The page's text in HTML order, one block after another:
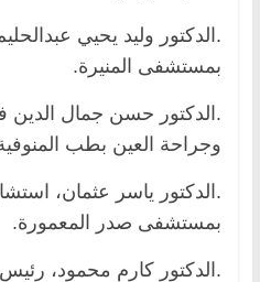
.الدكتور وليد يحيي
بمستشفى المنيرة.
.الدكتور حسن جمال
وجراحة العين بطب
.الدكتور ياسر عثمان،
بمستشفى صدر المعمورة.
.الدكتور كارم محمود،